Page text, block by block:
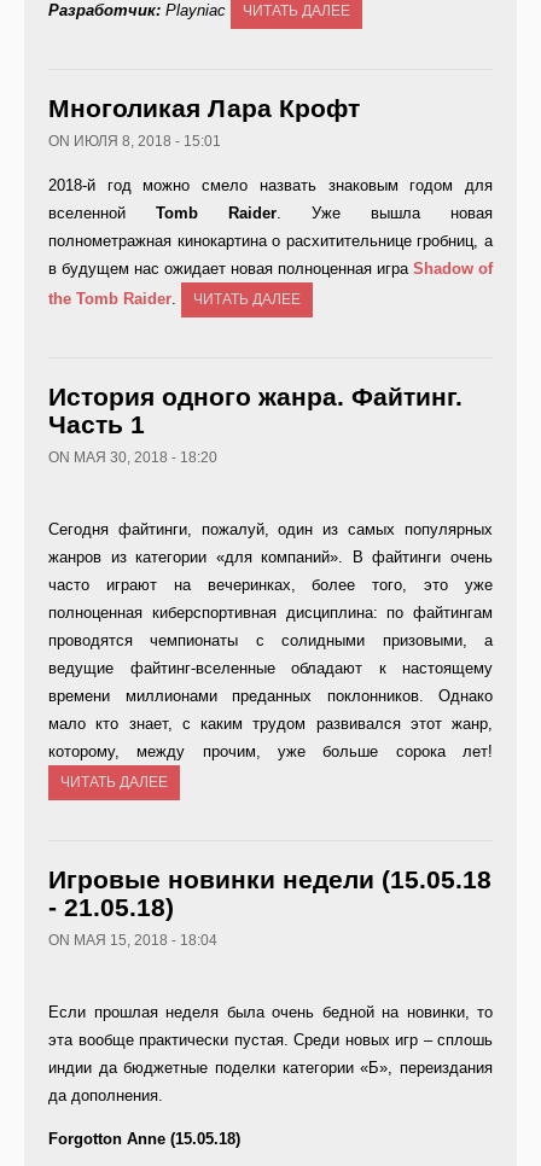
Разработчик: Playniac ЧИТАТЬ ДАЛЕЕ
Многоликая Лара Крофт
ON ИЮЛЯ 8, 2018 - 15:01
2018-й год можно смело назвать знаковым годом для
вселенной Tomb Raider. Уже вышла новая
полнометражная кинокартина о расхитительнице гробниц, а
в будущем нас ожидает новая полноценная игра Shadow of
the Tomb Raider. ЧИТАТЬ ДАЛЕЕ
История одного жанра. Файтинг.
Часть 1
ON МАЯ 30, 2018 - 18:20
Сегодня файтинги, пожалуй, один из самых популярных
жанров из категории «для компаний». В файтинги очень
часто играют на вечеринках, более того, это уже
полноценная киберспортивная дисциплина: по файтингам
проводятся чемпионаты с солидными призовыми, а
ведущие файтинг-вселенные обладают к настоящему
времени миллионами преданных поклонников. Однако
мало кто знает, с каким трудом развивался этот жанр,
которому, между прочим, уже больше сорока лет!
ЧИТАТЬ ДАЛЕЕ
Игровые новинки недели (15.05.18
- 21.05.18)
ON МАЯ 15, 2018 - 18:04
Если прошлая неделя была очень бедной на новинки, то
эта вообще практически пустая. Среди новых игр – сплошь
индии да бюджетные поделки категории «Б», переиздания
да дополнения.
Forgotton Anne (15.05.18)